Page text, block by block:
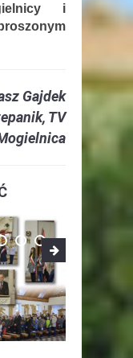
i
Gajdek
TV